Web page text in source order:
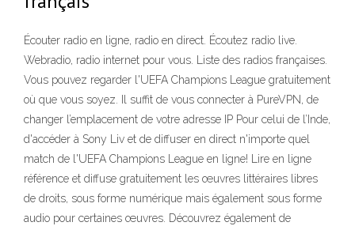
Écouter radio en ligne, radio en direct. Écoutez radio live.
Webradio, radio internet pour vous. Liste des radios françaises.
Vous pouvez regarder l'UEFA Champions League gratuitement
où que vous soyez. Il suffit de vous connecter à PureVPN, de
changer l’emplacement de votre adresse IP Pour celui de l’Inde,
d'accéder à Sony Liv et de diffuser en direct n'importe quel
match de l'UEFA Champions League en ligne! Lire en ligne
référence et diffuse gratuitement les œuvres littéraires libres
de droits, sous forme numérique mais également sous forme
audio pour certaines œuvres. Découvrez également de